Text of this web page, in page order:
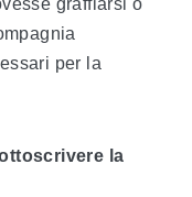
graffiarsi o
per la
la